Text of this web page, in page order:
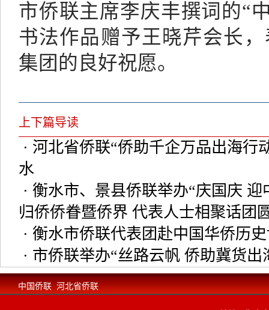
市侨联主席李庆丰撰词的“
书法作品赠予王晓芹会长
集团的良好祝愿。
上下篇导读
· 河北省侨联“侨助千企万品出海
水
· 衡水市、景县侨联举办“庆国庆
归侨侨眷暨侨界 代表人士相聚话团
· 衡水市侨联代表团赴中国华侨历
· 市侨联举办“丝路云帆 侨助冀货出
中国侨联 河北省侨联